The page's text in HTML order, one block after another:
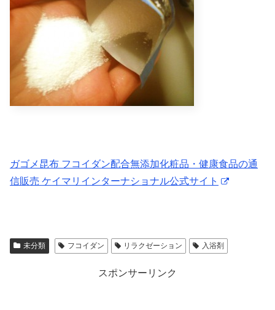
ガゴメ昆布 フコイダン配合無添加化粧品・健康食品の通
信販売 ケイマリインターナショナル公式サイト
未分類 フコイダン リラクゼーション 入浴剤
スポンサーリンク